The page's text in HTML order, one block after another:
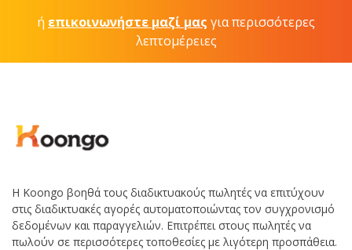
ή επικοινωνήστε μαζί μας για περισσότερες
λεπτομέρειες
Η Koongo βοηθά τους διαδικτυακούς πωλητές να επιτύχουν
στις διαδικτυακές αγορές αυτοματοποιώντας τον συγχρονισμό
δεδομένων και παραγγελιών. Επιτρέπει στους πωλητές να
πωλούν σε περισσότερες τοποθεσίες με λιγότερη προσπάθεια.